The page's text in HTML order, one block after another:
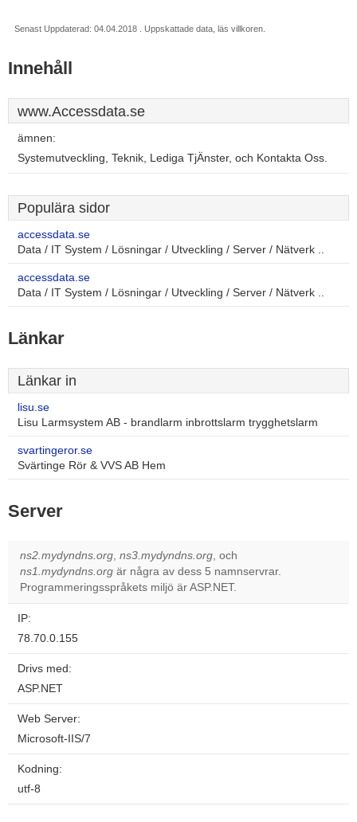
Senast Uppdaterad: 04.04.2018 . Uppskattade data, läs villkoren.
Innehåll
www.Accessdata.se
ämnen:
Systemutveckling, Teknik, Lediga TjÄnster, och Kontakta Oss.
Populära sidor
accessdata.se
Data / IT System / Lösningar / Utveckling / Server / Nätverk ..
accessdata.se
Data / IT System / Lösningar / Utveckling / Server / Nätverk ..
Länkar
Länkar in
lisu.se
Lisu Larmsystem AB - brandlarm inbrottslarm trygghetslarm
svartingeror.se
Svärtinge Rör & VVS AB Hem
Server
ns2.mydyndns.org, ns3.mydyndns.org, och
ns1.mydyndns.org är några av dess 5 namnservrar.
Programmeringsspråkets miljö är ASP.NET.
IP:
78.70.0.155
Drivs med:
ASP.NET
Web Server:
Microsoft-IIS/7
Kodning:
utf-8